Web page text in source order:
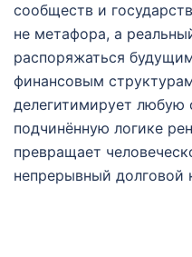
сообществ и
не метафора, а
распоряжаться
финансовым
делегитимирует
подчинённую логике
превращает
непрерывный долговой